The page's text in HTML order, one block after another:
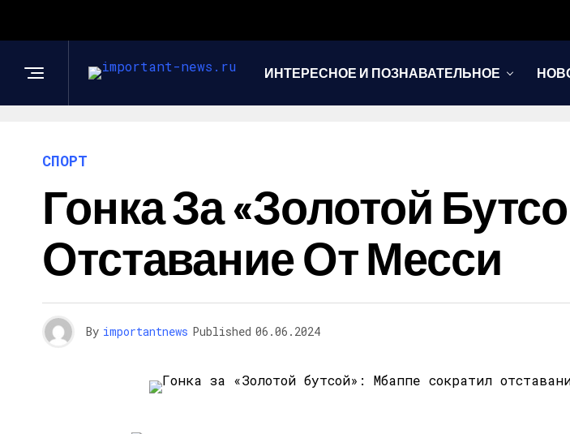
ИНТЕРЕСНОЕ И ПОЗНАВАТЕЛЬНОЕ
СПОРТ
Гонка За «Золотой
Отставание От Месси
By importantnews Published 06.06.2024